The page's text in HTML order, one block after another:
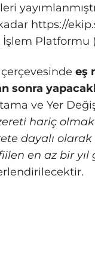
https://
Platformu
eş
sonra
ve Yer
hariç
dayalı
en az bir yıl